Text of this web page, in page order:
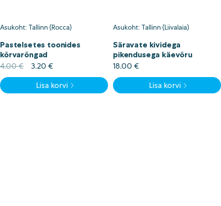
Asukoht: Tallinn (Rocca)
Pastelsetes toonides
kõrvarõngad
4.00€
Algne
hind
oli:
4.00 €.
3.20 €
price
is:
3.20 €.
Lisa korvi
Asukoht: Tallinn (Liivalaia)
Säravate kividega
pikendusega käevõru
18.00 €
Lisa korvi